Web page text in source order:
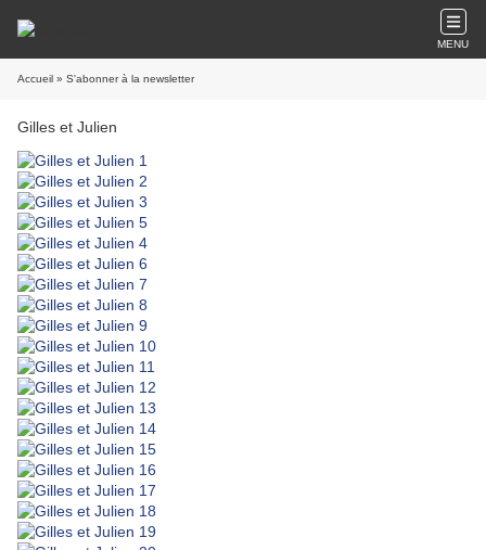
MENU
Accueil » S'abonner à la newsletter
Gilles et Julien